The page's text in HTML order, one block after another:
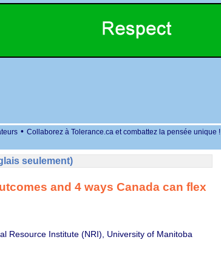
• Collaborez à Tolerance.ca et combattez la pensée unique !
seulement)
and 4 ways Canada can flex
Resource Institute (NRI), University of Manitoba